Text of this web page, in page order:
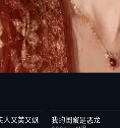
9.0
人又美又飒 完结
我的闺蜜是恶龙